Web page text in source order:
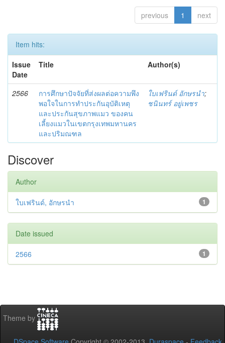
previous 1 next
Item hits:
Issue
Date
Title Author(s)
2566
การศึกษาปัจจัยที่ส่งผลต่อความพึง
พอใจในการทำประกันอุบัติเหตุ
และประกันสุขภาพแมว ของคน
เลี้ยงแมวในเขตกรุงเทพมหานคร
และปริมณฑล
ใบเฟรินด์ อักษรนำ;
ชนินทร์ อยู่เพชร
Discover
Author
1
ใบเฟรินด์, อักษรนำ
Date issued
1
2566
Theme by